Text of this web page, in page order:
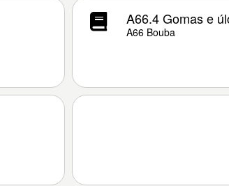
A66.4 Gomas e
A66 Bouba